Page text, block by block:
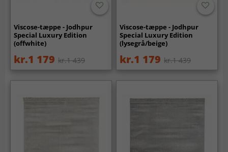
Viscose-tæppe - Jodhpur
Special Luxury Edition
(offwhite)
kr.1 179 kr.1 439
Viscose-tæppe - Jodhpur
Special Luxury Edition
(lysegrå/beige)
kr.1 179 kr.1 439